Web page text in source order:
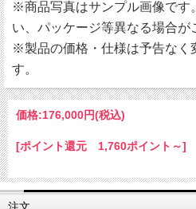
※商品写真はサンプル画像です
い、パッケージ等異なる場合が
※製品の価格・仕様は予告なく
す。
価格:176,000円(税込)
[ポイント還元 1,760ポイント～]